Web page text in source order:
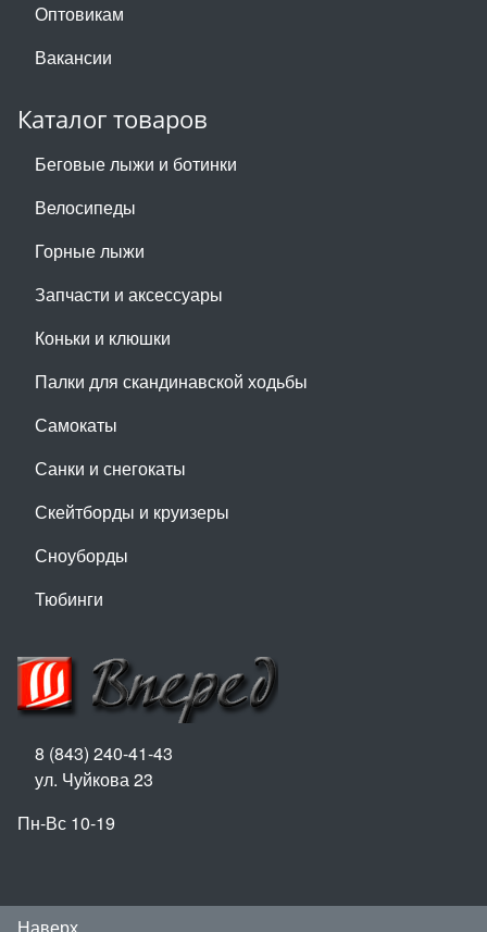
Оптовикам
Вакансии
Каталог товаров
Беговые лыжи и ботинки
Велосипеды
Горные лыжи
Запчасти и аксессуары
Коньки и клюшки
Палки для скандинавской ходьбы
Самокаты
Санки и снегокаты
Скейтборды и круизеры
Сноуборды
Тюбинги
8 (843) 240-41-43
ул. Чуйкова 23
Пн-Вс 10-19